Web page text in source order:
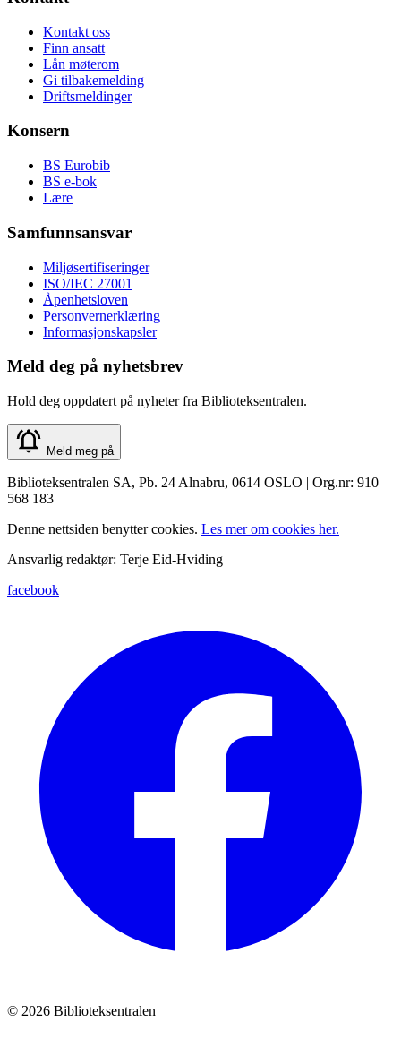
Kontakt oss
Finn ansatt
Lån møterom
Gi tilbakemelding
Driftsmeldinger
Konsern
BS Eurobib
BS e-bok
Lære
Samfunnsansvar
Miljøsertifiseringer
ISO/IEC 27001
Åpenhetsloven
Personvernerklæring
Informasjonskapsler
Meld deg på nyhetsbrev
Hold deg oppdatert på nyheter fra Biblioteksentralen.
Meld meg på
Biblioteksentralen SA, Pb. 24 Alnabru, 0614 OSLO | Org.nr: 910
568 183
Denne nettsiden benytter cookies. Les mer om cookies her.
Ansvarlig redaktør: Terje Eid-Hviding
facebook
© 2026 Biblioteksentralen